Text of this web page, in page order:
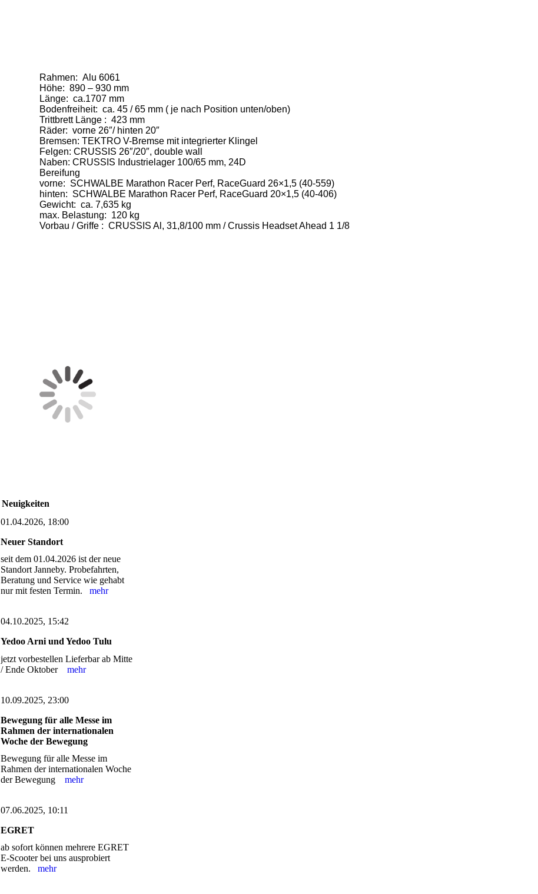
Rahmen: Alu 6061
Höhe: 890 – 930 mm
Länge: ca.1707 mm
Bodenfreiheit: ca. 45 / 65 mm ( je nach Position unten/oben)
Trittbrett Länge : 423 mm
Räder: vorne 26″/ hinten 20″
Bremsen: TEKTRO V-Bremse mit integrierter Klingel
Felgen: CRUSSIS 26″/20″, double wall
Naben: CRUSSIS Industrielager 100/65 mm, 24D
Bereifung
vorne: SCHWALBE Marathon Racer Perf, RaceGuard 26×1,5 (40-559)
hinten: SCHWALBE Marathon Racer Perf, RaceGuard 20×1,5 (40-406)
Gewicht: ca. 7,635 kg
max. Belastung: 120 kg
Vorbau / Griffe : CRUSSIS Al, 31,8/100 mm / Crussis Headset Ahead 1 1/8
Neuigkeiten
01.04.2026, 18:00
Neuer Standort
seit dem 01.04.2026 ist der neue
Standort Janneby. Probefahrten,
Beratung und Service wie gehabt
nur mit festen Termin. mehr
04.10.2025, 15:42
Yedoo Arni und Yedoo Tulu
jetzt vorbestellen Lieferbar ab Mitte
/ Ende Oktober mehr
10.09.2025, 23:00
Bewegung für alle Messe im
Rahmen der internationalen
Woche der Bewegung
Bewegung für alle Messe im
Rahmen der internationalen Woche
der Bewegung mehr
07.06.2025, 10:11
EGRET
ab sofort können mehrere EGRET
E-Scooter bei uns ausprobiert
werden. mehr